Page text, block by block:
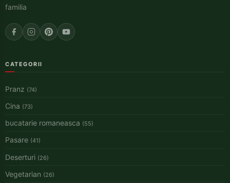
familia
CATEGORII
Pranz (74)
Cina (73)
bucatarie romaneasca (55)
Pasare (41)
Deserturi (26)
Vegetarian (26)